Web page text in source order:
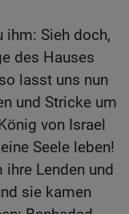
ihm: Sieh doch,
des Hauses
lasst uns nun
und Stricke um
von Israel
Seele leben!
ihre Lenden und
sie kamen